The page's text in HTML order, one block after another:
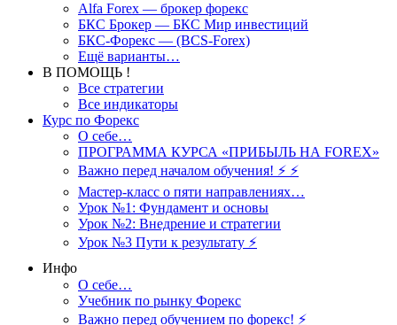
Alfa Forex — брокер форекс
БКС Брокер — БКС Мир инвестиций
БКС-Форекс — (BCS-Forex)
Ещё варианты…
В ПОМОЩЬ !
Все стратегии
Все индикаторы
Курс по Форекс
О себе…
ПРОГРАММА КУРСА «ПРИБЫЛЬ НА FOREX»
Важно перед началом обучения! ⚡ ⚡
Мастер-класс о пяти направлениях…
Урок №1: Фундамент и основы
Урок №2: Внедрение и стратегии
Урок №3 Пути к результату ⚡️
Инфо
О себе…
Учебник по рынку Форекс
Важно перед обучением по форекс! ⚡